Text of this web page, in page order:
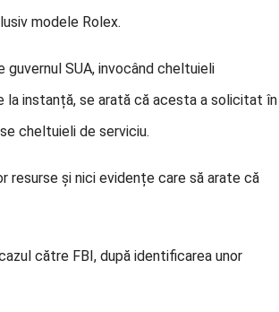
modele Rolex.
SUA, invocând cheltuieli
instanță, se arată că acesta a solicitat în
cheltuieli de serviciu.
resurse și nici evidențe care să arate că
către FBI, după identificarea unor